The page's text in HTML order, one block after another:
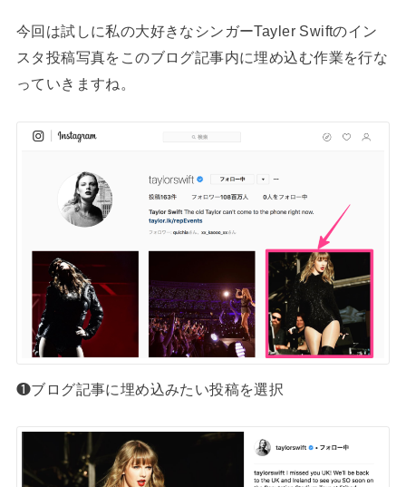
今回は試しに私の大好きなシンガーTayler Swiftのイン
スタ投稿写真をこのブログ記事内に埋め込む作業を行な
っていきますね。
❶ブログ記事に埋め込みたい投稿を選択